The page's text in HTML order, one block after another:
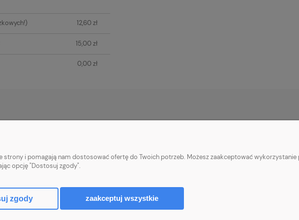
12,60 zł
15,00 zł
0,00 zł
Wysyłka i koszty dostawy
Polityka prywatności
strony i pomagają nam dostosować ofertę do Twoich potrzeb. Możesz zaakceptować
opcję "Dostosuj zgody".
zgody zaakceptuj wszystkie